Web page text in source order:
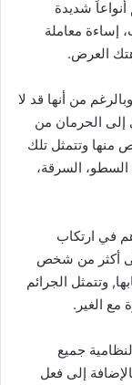
شديدة
إساءة معاملة
العرض.
من أنها قد لا
إلى الحرمان من
منها وتتمثل تلك
السرقة،
في ارتكاب
إلى أكثر من شخص
وتتمثل الجرائم
مع الغير.
جميع
إلى فعل